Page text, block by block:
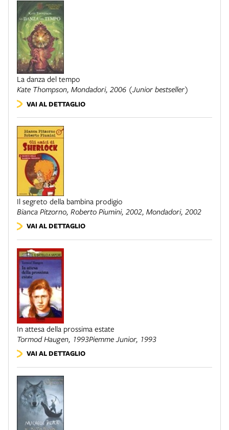
La danza del tempo
Kate Thompson, Mondadori, 2006 (Junior bestseller)
VAI AL DETTAGLIO
Il segreto della bambina prodigio
Bianca Pitzorno, Roberto Piumini, 2002, Mondadori, 2002
VAI AL DETTAGLIO
In attesa della prossima estate
Tormod Haugen, 1993Piemme Junior, 1993
VAI AL DETTAGLIO